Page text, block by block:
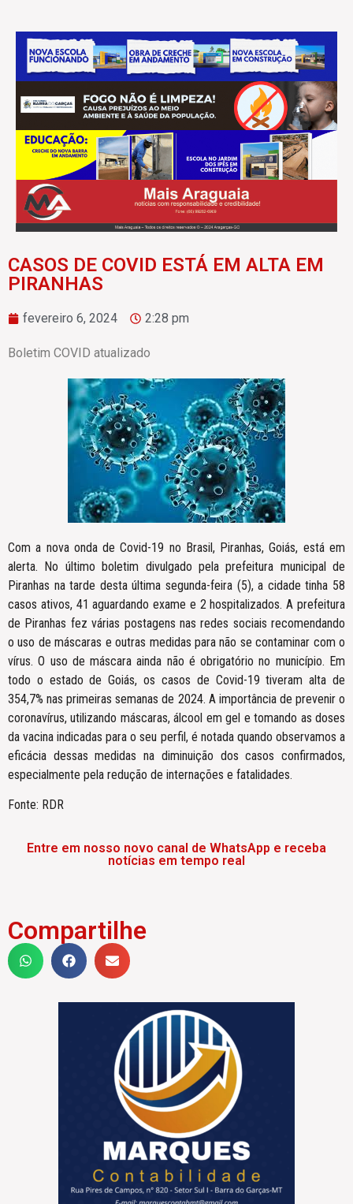
CASOS DE COVID ESTÁ EM ALTA EM
PIRANHAS
fevereiro 6, 2024 2:28 pm
Boletim COVID atualizado
Com a nova onda de Covid-19 no Brasil, Piranhas, Goiás, está em
alerta. No último boletim divulgado pela prefeitura municipal de
Piranhas na tarde desta última segunda-feira (5), a cidade tinha 58
casos ativos, 41 aguardando exame e 2 hospitalizados. A prefeitura
de Piranhas fez várias postagens nas redes sociais recomendando
o uso de máscaras e outras medidas para não se contaminar com o
vírus. O uso de máscara ainda não é obrigatório no município. Em
todo o estado de Goiás, os casos de Covid-19 tiveram alta de
354,7% nas primeiras semanas de 2024. A importância de prevenir o
coronavírus, utilizando máscaras, álcool em gel e tomando as doses
da vacina indicadas para o seu perfil, é notada quando observamos a
eficácia dessas medidas na diminuição dos casos confirmados,
especialmente pela redução de internações e fatalidades.
Fonte: RDR
Entre em nosso novo canal de WhatsApp e receba
notícias em tempo real
Compartilhe